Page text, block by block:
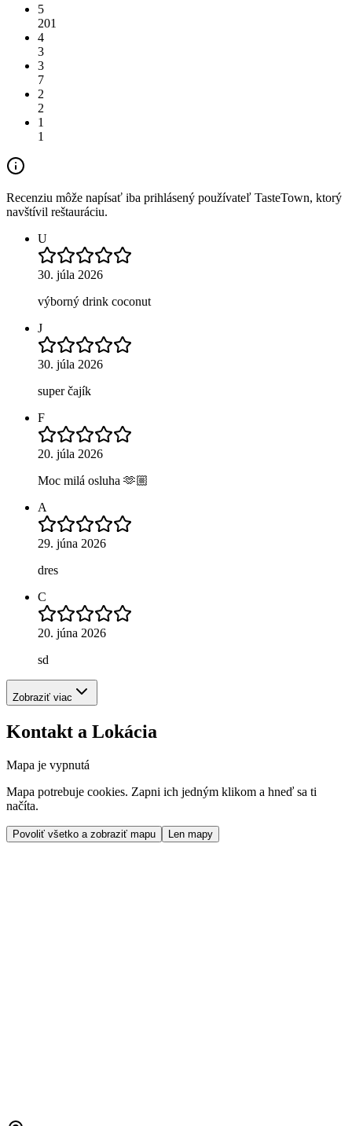
5
201
4
3
3
7
2
2
1
1
Recenziu môže napísať iba prihlásený používateľ TasteTown, ktorý
navštívil reštauráciu.
U
30. júla 2026
výborný drink coconut
J
30. júla 2026
super čajík
F
20. júla 2026
Moc milá osluha 🫶🏼
A
29. júna 2026
dres
C
20. júna 2026
sd
Zobraziť viac
Kontakt a Lokácia
Mapa je vypnutá
Mapa potrebuje cookies. Zapni ich jedným klikom a hneď sa ti
načíta.
Povoliť všetko a zobraziť mapu Len mapy